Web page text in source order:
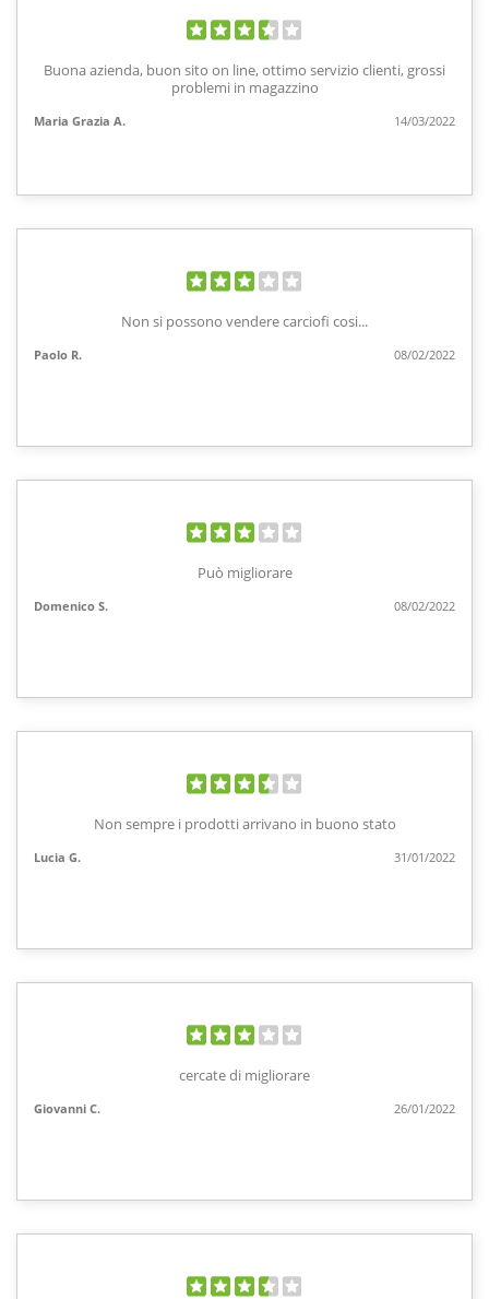
Buona azienda, buon sito on line, ottimo servizio clienti, grossi
problemi in magazzino
Maria Grazia A. 14/03/2022
Non si possono vendere carciofi cosi...
Paolo R. 08/02/2022
Può migliorare
Domenico S. 08/02/2022
Non sempre i prodotti arrivano in buono stato
Lucia G. 31/01/2022
cercate di migliorare
Giovanni C. 26/01/2022